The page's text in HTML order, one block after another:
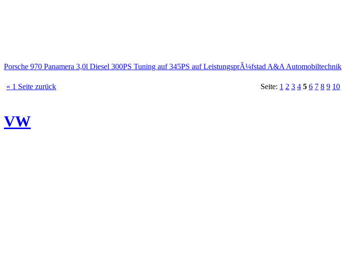
Porsche 970 Panamera 3,0l Diesel 300PS Tuning auf 345PS auf LeistungsprÃ¼fstad A&A Automobiltechnik
« 1 Seite zurück Seite: 1 2 3 4 5 6 7 8 9 10
VW